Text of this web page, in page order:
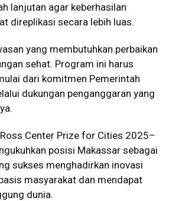
lanjutan agar keberhasilan
direplikasi secara lebih luas.
yang membutuhkan perbaikan
sehat. Program ini harus
dari komitmen Pemerintah
dukungan penganggaran yang
Center Prize for Cities 2025–
posisi Makassar sebagai
sukses menghadirkan inovasi
masyarakat dan mendapat
dunia.